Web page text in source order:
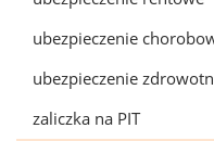
ubezpieczenie
ubezpieczenie
zaliczka na PIT